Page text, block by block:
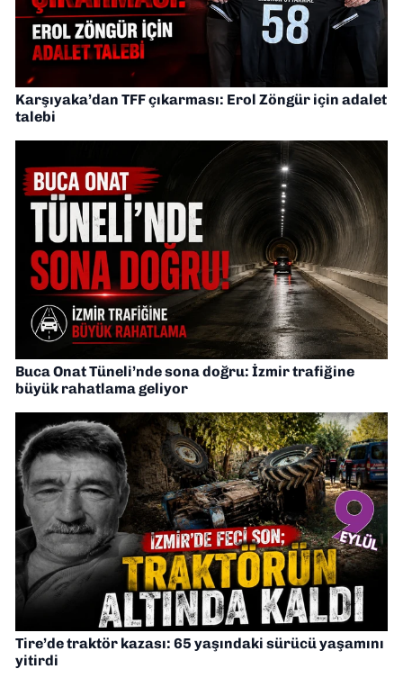
Karşıyaka’dan TFF çıkarması: Erol Zöngür için adalet
talebi
Buca Onat Tüneli’nde sona doğru: İzmir trafiğine
büyük rahatlama geliyor
Tire’de traktör kazası: 65 yaşındaki sürücü yaşamını
yitirdi